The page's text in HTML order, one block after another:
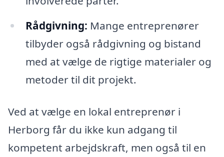
Rådgivning: Mange entreprenører
tilbyder også rådgivning og bistand
med at vælge de rigtige materialer og
metoder til dit projekt.
Ved at vælge en lokal entreprenør i
Herborg får du ikke kun adgang til
kompetent arbejdskraft, men også til en